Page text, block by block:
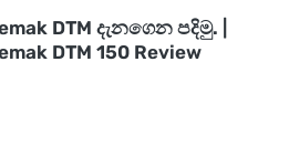
DTM දැනගෙන පදිමු. |
DTM 150 Review